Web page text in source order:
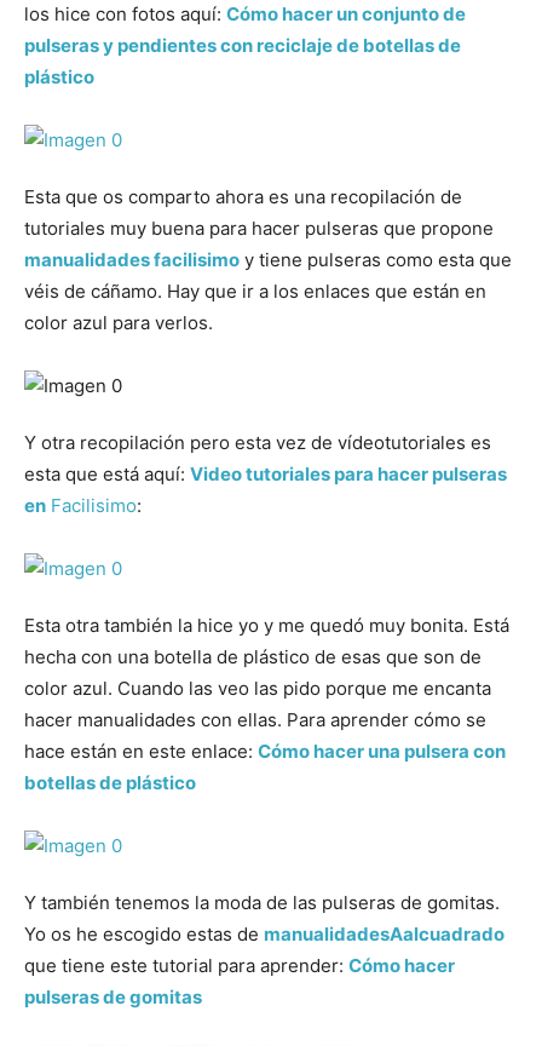
los hice con fotos aquí: Cómo hacer un conjunto de
pulseras y pendientes con reciclaje de botellas de
plástico
Esta que os comparto ahora es una recopilación de
tutoriales muy buena para hacer pulseras que propone
manualidades facilisimo y tiene pulseras como esta que
véis de cáñamo. Hay que ir a los enlaces que están en
color azul para verlos.
Y otra recopilación pero esta vez de vídeotutoriales es
esta que está aquí: Video tutoriales para hacer pulseras
en Facilisimo:
Esta otra también la hice yo y me quedó muy bonita. Está
hecha con una botella de plástico de esas que son de
color azul. Cuando las veo las pido porque me encanta
hacer manualidades con ellas. Para aprender cómo se
hace están en este enlace: Cómo hacer una pulsera con
botellas de plástico
Y también tenemos la moda de las pulseras de gomitas.
Yo os he escogido estas de manualidadesAalcuadrado
que tiene este tutorial para aprender: Cómo hacer
pulseras de gomitas